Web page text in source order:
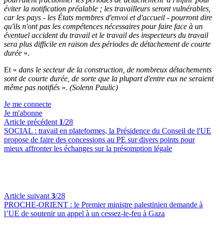
éviter la notification préalable ; les travailleurs seront vulnérables,
car les pays - les États membres d'envoi et d'accueil - pourront dire
qu'ils n'ont pas les compétences nécessaires pour faire face à un
éventuel accident du travail et le travail des inspecteurs du travail
sera plus difficile en raison des périodes de détachement de courte
durée ».
Et « dans le secteur de la construction, de nombreux détachements
sont de courte durée, de sorte que la plupart d'entre eux ne seraient
même pas notifiés ». (Solenn Paulic)
Je me connecte
Je m'abonne
Article précédent 1/28
SOCIAL : travail en plateformes, la Présidence du Conseil de l'UE
propose de faire des concessions au PE sur divers points pour
mieux affronter les échanges sur la présomption légale
Article suivant 3/28
PROCHE-ORIENT : le Premier ministre palestinien demande à
l’UE de soutenir un appel à un cessez-le-feu à Gaza